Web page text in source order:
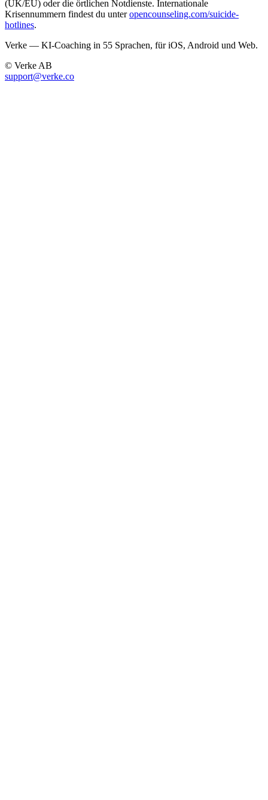
(UK/EU) oder die örtlichen Notdienste. Internationale
Krisennummern findest du unter opencounseling.com/suicide-
hotlines.
Verke — KI-Coaching in 55 Sprachen, für iOS, Android und Web.
© Verke AB
support@verke.co